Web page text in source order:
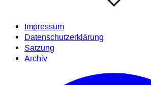
Impressum
Datenschutzerklärung
Satzung
Archiv